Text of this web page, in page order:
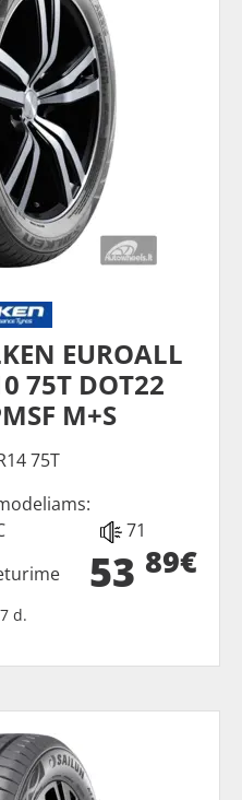
EUROALL
75T DOT22
M+S
75T
71
53 89€
d.